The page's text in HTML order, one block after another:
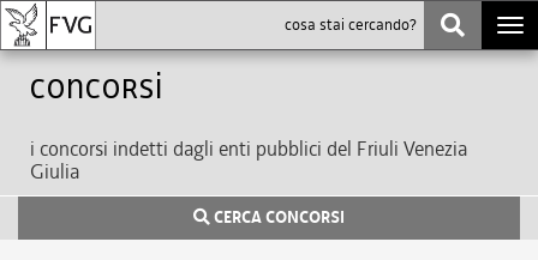
Concorsi
i concorsi indetti dagli enti pubblici del Friuli Venezia
Giulia
CERCA CONCORSI